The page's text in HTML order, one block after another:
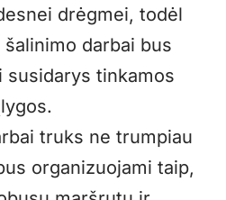
drėgmei, todėl
darbai bus
susidarys tinkamos
truks ne trumpiau
organizuojami taip,